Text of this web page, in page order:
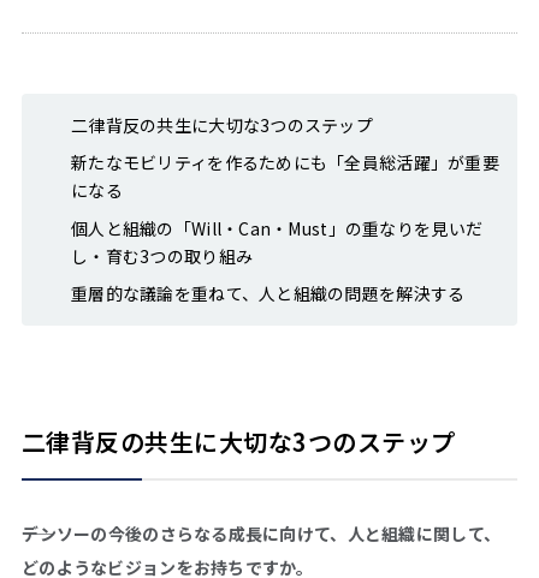
二律背反の共生に大切な3つのステップ
新たなモビリティを作るためにも「全員総活躍」が重要
になる
個人と組織の「Will・Can・Must」の重なりを見いだ
し・育む3つの取り組み
重層的な議論を重ねて、人と組織の問題を解決する
二律背反の共生に大切な3つのステップ
――デンソーの今後のさらなる成長に向けて、人と組織に関して、
どのようなビジョンをお持ちですか。